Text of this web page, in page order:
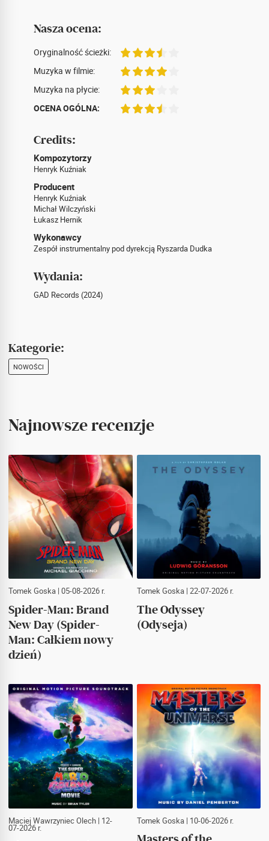
Nasza ocena:
Oryginalność ścieżki:
Muzyka w filmie:
Muzyka na płycie:
OCENA OGÓLNA:
Credits:
Kompozytorzy
Henryk Kuźniak
Producent
Henryk Kuźniak
Michał Wilczyński
Łukasz Hernik
Wykonawcy
Zespół instrumentalny pod dyrekcją Ryszarda Dudka
Wydania:
GAD Records (2024)
Kategorie:
NOWOŚCI
Najnowsze recenzje
Tomek Goska | 05-08-2026 r.
Spider-Man: Brand
New Day (Spider-
Man: Całkiem nowy
dzień)
Tomek Goska| 22-07-2026 r.
The Odyssey
(Odyseja)
Maciej Wawrzyniec Olech | 12-
07-2026 r.
Tomek Goska| 10-06-2026 r.